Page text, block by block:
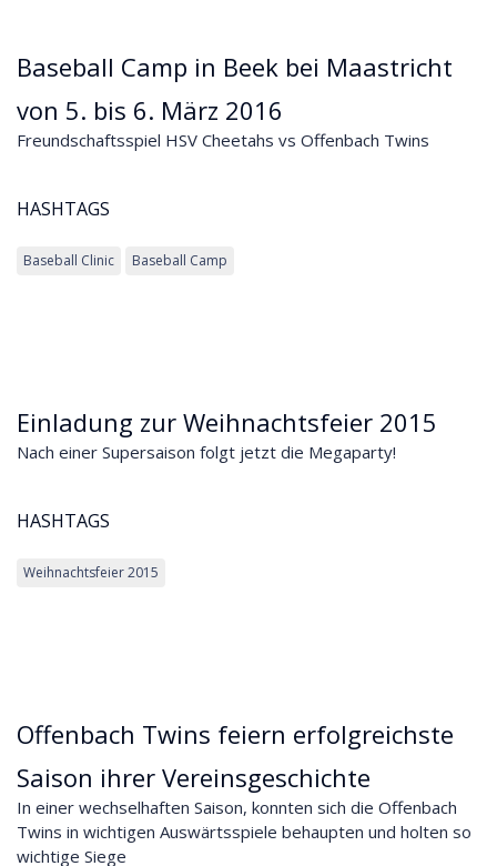
Baseball Camp in Beek bei Maastricht
von 5. bis 6. März 2016
Freundschaftsspiel HSV Cheetahs vs Offenbach Twins
HASHTAGS
Baseball Clinic Baseball Camp
Einladung zur Weihnachtsfeier 2015
Nach einer Supersaison folgt jetzt die Megaparty!
HASHTAGS
Weihnachtsfeier 2015
Offenbach Twins feiern erfolgreichste
Saison ihrer Vereinsgeschichte
In einer wechselhaften Saison, konnten sich die Offenbach
Twins in wichtigen Auswärtsspiele behaupten und holten so
wichtige Siege